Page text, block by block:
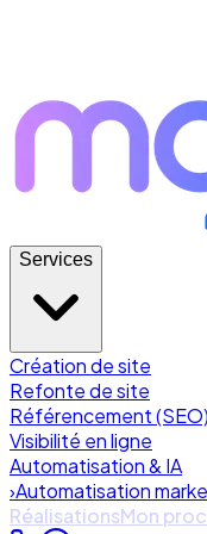
Services
Création de site
Refonte de site
Référencement (SEO)
Visibilité en ligne
Automatisation & IA
›Automatisation
RéalisationsMon